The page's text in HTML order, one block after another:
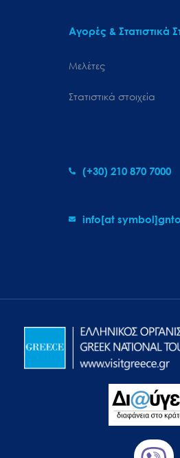
Αγορές & Στατιστικά
Μελέτες
Στατιστικά στοιχεία
(+30) 210 870 7000
info[at